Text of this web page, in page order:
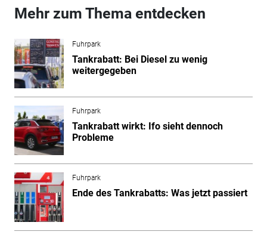
Mehr zum Thema entdecken
Fuhrpark
Tankrabatt: Bei Diesel zu wenig
weitergegeben
Fuhrpark
Tankrabatt wirkt: Ifo sieht dennoch
Probleme
Fuhrpark
Ende des Tankrabatts: Was jetzt passiert